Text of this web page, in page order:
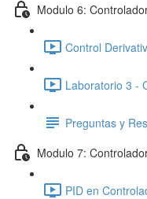
Modulo 6:
Control
Laboratorio 3 -
Preguntas y
Modulo 7:
PID en